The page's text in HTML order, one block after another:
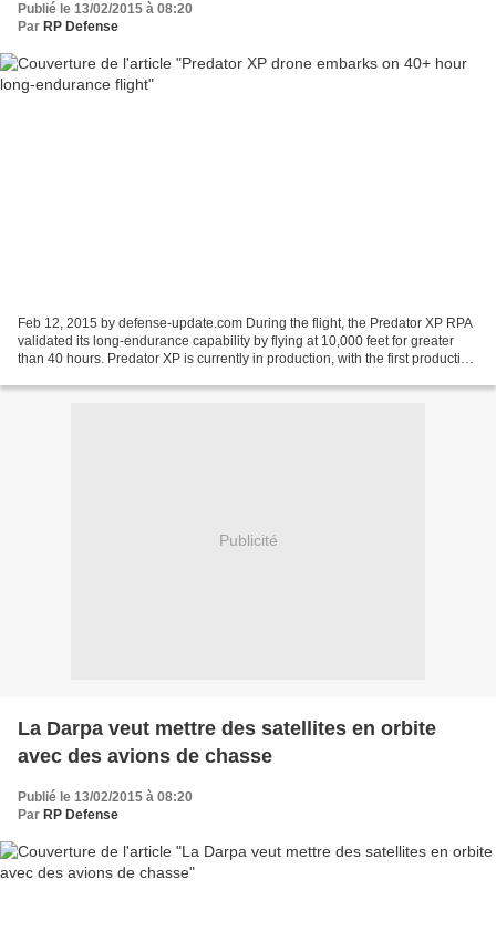
Publié le 13/02/2015 à 08:20
Par RP Defense
Feb 12, 2015 by defense-update.com During the flight, the Predator XP RPA
validated its long-endurance capability by flying at 10,000 feet for greater
than 40 hours. Predator XP is currently in production, with the first production
Publicité
La Darpa veut mettre des satellites en orbite
avec des avions de chasse
Publié le 13/02/2015 à 08:20
Par RP Defense